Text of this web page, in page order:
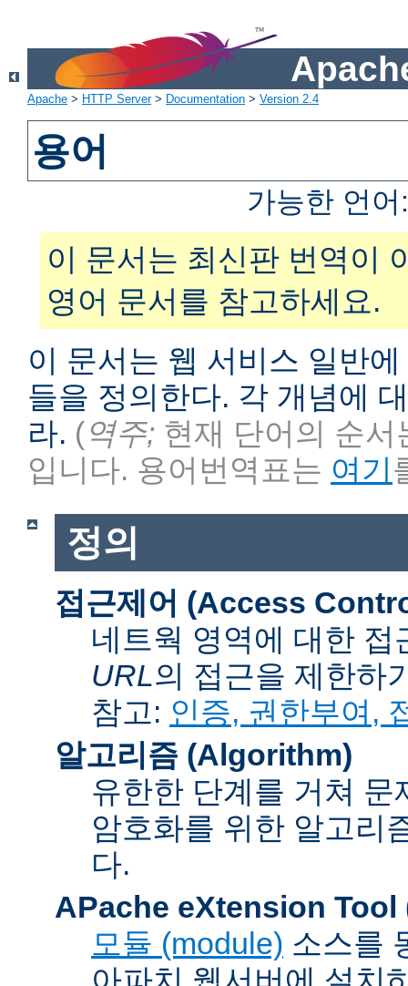
Apache > HTTP Server> Documentation > Version 2.4
용어
가능한 언
이 문서는 최신판 번역이
영어 문서를 참고하세요.
이 문서는 웹 서비스 일반
들을 정의한다. 각 개념에
라. (역주; 현재 단어의 순
입니다. 용어번역표는 여기
정의
접근제어 (Access
네트웍 영역에 대한
URL의 접근을 제한하
참고: 인증, 권한부여,
알고리즘 (Algorithm)
유한한 단계를 거쳐
암호화를 위한 알고리
다.
APache eXtension Tool
모듈 (module) 소스를